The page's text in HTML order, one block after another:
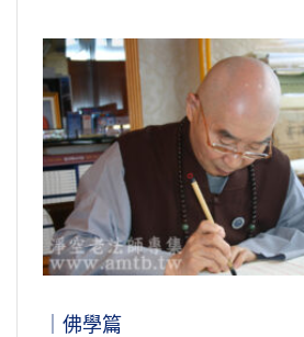
｜佛學篇